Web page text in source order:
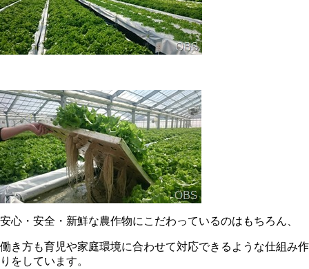
安心・安全・新鮮な農作物にこだわっているのはもちろん、
働き方も育児や家庭環境に合わせて対応できるような仕組み作
りをしています。